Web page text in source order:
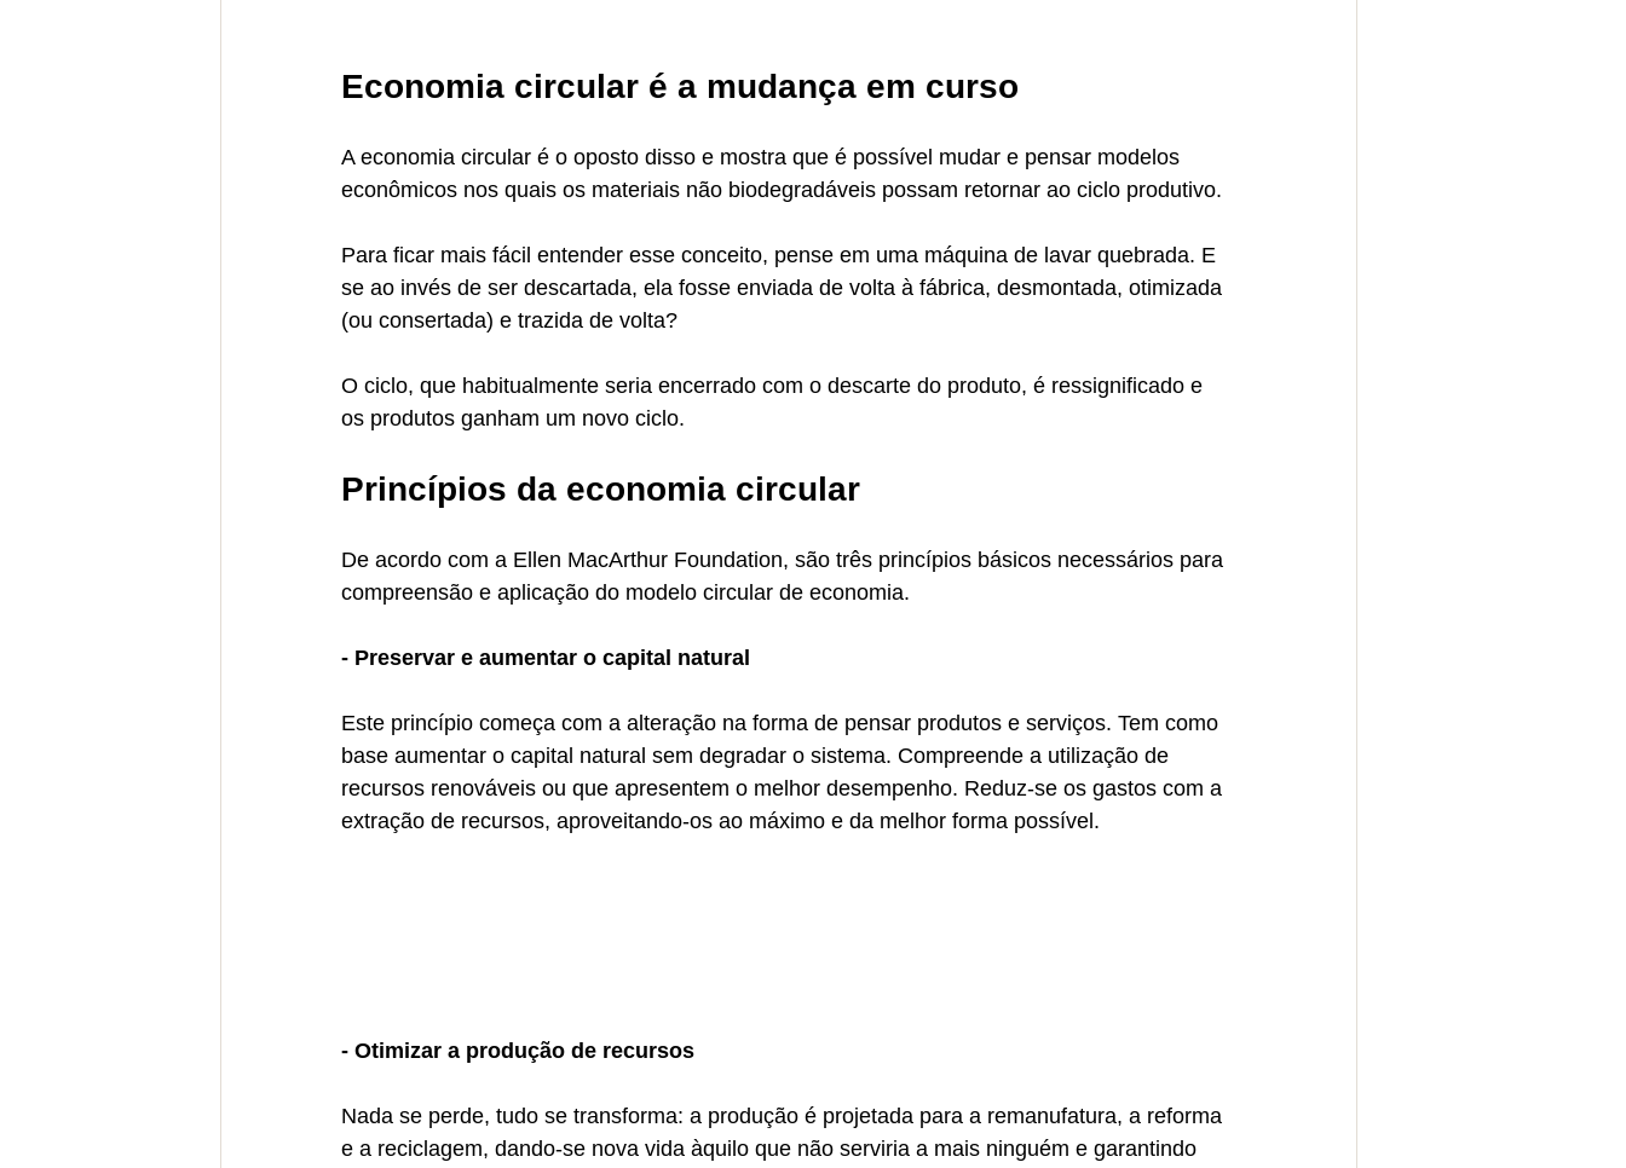
Economia circular é a mudança em curso
A economia circular é o oposto disso e mostra que é possível mudar e pensar modelos
econômicos nos quais os materiais não biodegradáveis possam retornar ao ciclo produtivo.
Para ficar mais fácil entender esse conceito, pense em uma máquina de lavar quebrada. E
se ao invés de ser descartada, ela fosse enviada de volta à fábrica, desmontada, otimizada
(ou consertada) e trazida de volta?
O ciclo, que habitualmente seria encerrado com o descarte do produto, é ressignificado e
os produtos ganham um novo ciclo.
Princípios da economia circular
De acordo com a Ellen MacArthur Foundation, são três princípios básicos necessários para
compreensão e aplicação do modelo circular de economia.
- Preservar e aumentar o capital natural
Este princípio começa com a alteração na forma de pensar produtos e serviços. Tem como
base aumentar o capital natural sem degradar o sistema. Compreende a utilização de
recursos renováveis ou que apresentem o melhor desempenho. Reduz-se os gastos com a
extração de recursos, aproveitando-os ao máximo e da melhor forma possível.
- Otimizar a produção de recursos
Nada se perde, tudo se transforma: a produção é projetada para a remanufatura, a reforma
e a reciclagem, dando-se nova vida àquilo que não serviria a mais ninguém e garantindo